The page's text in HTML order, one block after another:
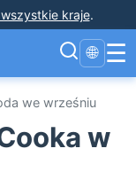
kraje.
🌐 ☰
we wrześniu
w